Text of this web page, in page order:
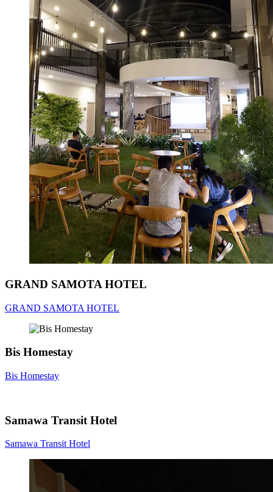
GRAND SAMOTA HOTEL
GRAND SAMOTA HOTEL
Bis Homestay
Bis Homestay
Samawa Transit Hotel
Samawa Transit Hotel